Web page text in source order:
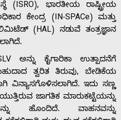
(ISRO), ಭಾರತೀಯ ರಾಷ್ಟ್ರೀಯ
ಕೇಂದ್ರ (IN-SPACe) ಮತ್ತು
(HAL) ನಡುವೆ ತಂತ್ರಜ್ಞಾನ
ಅನ್ನು ಕೈಗಾರಿಕಾ ಉತ್ಪಾದನೆಗೆ
ತ್ವರಿತ ತಿರುವು, ಬೇಡಿಕೆಯ
ಇದು ಸಣ್ಣ
ಜಾಗತಿಕ ಮಾರುಕಟ್ಟೆಯನ್ನು
ಹೊಂದಿದೆ. ವಾಹನವನ್ನು